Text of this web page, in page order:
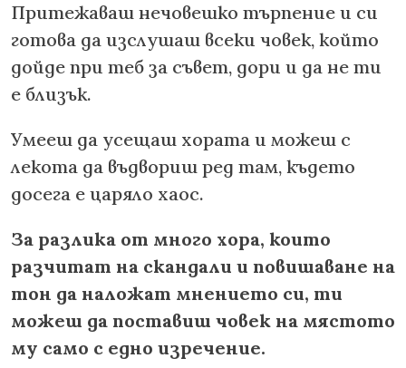
Притежаваш нечовешко търпение и си
готова да изслушаш всеки човек, който
дойде при теб за съвет, дори и да не ти
е близък.
Умееш да усещаш хората и можеш с
лекота да въдвориш ред там, където
досега е царяло хаос.
За разлика от много хора, които
разчитат на скандали и повишаване на
тон да наложат мнението си, ти
можеш да поставиш човек на мястото
му само с едно изречение.